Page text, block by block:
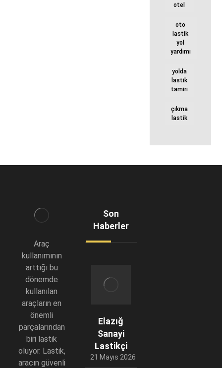
otel
oto
lastik
yol
yardımı
yolda
lastik
tamiri
çıkma
lastik
Araç
kullanımının
arttığı bu
dönemde
kullanılan
araçların en
önemli
parçalarından
biri lastik
oluyor. Lastik,
aracın güvenli
Son
Haberler
Elazığ
Sanayi
Lastikçi
21 Mayıs 2026